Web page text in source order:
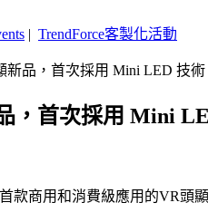
| TrendForce客製化活動
新品，首次採用 Mini LED 技術
，首次採用 Mini
款商用和消費級應用的VR頭